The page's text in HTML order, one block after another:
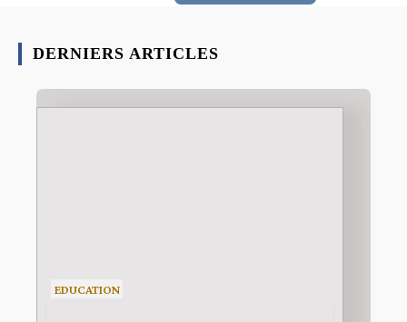
DERNIERS ARTICLES
EDUCATION